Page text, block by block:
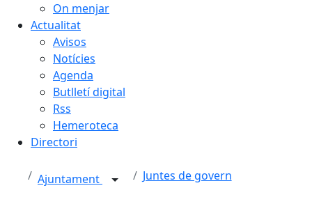
On menjar
Actualitat
Avisos
Notícies
Agenda
Butlletí digital
Rss
Hemeroteca
Directori
Ajuntament Juntes de govern